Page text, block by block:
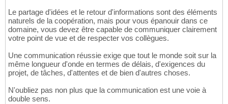
Le partage d'idées et le retour d'informations sont des éléments
naturels de la coopération, mais pour vous épanouir dans ce
domaine, vous devez être capable de communiquer clairement
votre point de vue et de respecter vos collègues.
Une communication réussie exige que tout le monde soit sur la
même longueur d'onde en termes de délais, d'exigences du
projet, de tâches, d'attentes et de bien d'autres choses.
N'oubliez pas non plus que la communication est une voie à
double sens.